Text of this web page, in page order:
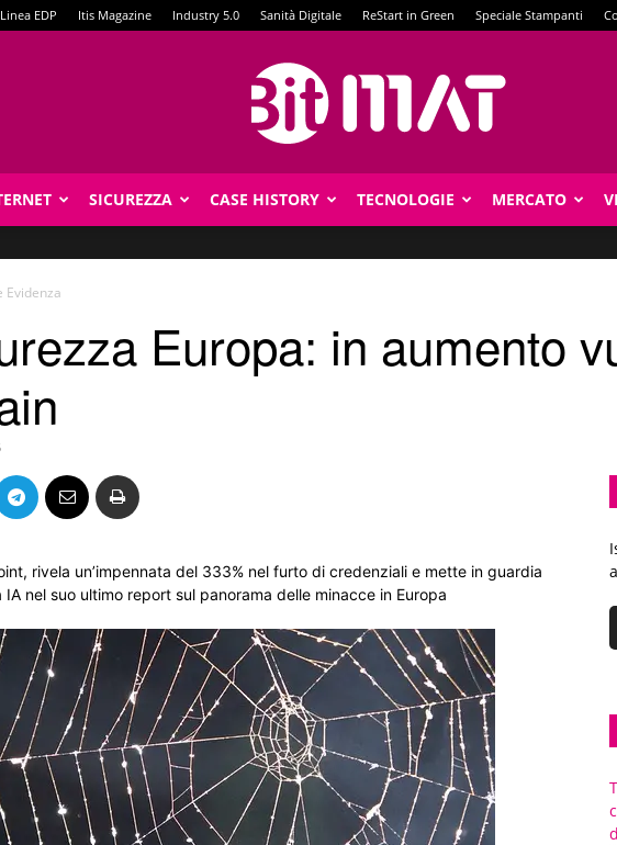
Linea EDP Itis Magazine Industry 5.0 Sanità Digitale ReStart in Green Speciale Stampanti
SICUREZZA CASE HISTORY TECNOLOGIE MERCATO
Evidenza
Europa: in aumento
rivela un’impennata del 333% nel furto di credenziali e mette in guardia
nel suo ultimo report sul panorama delle minacce in Europa